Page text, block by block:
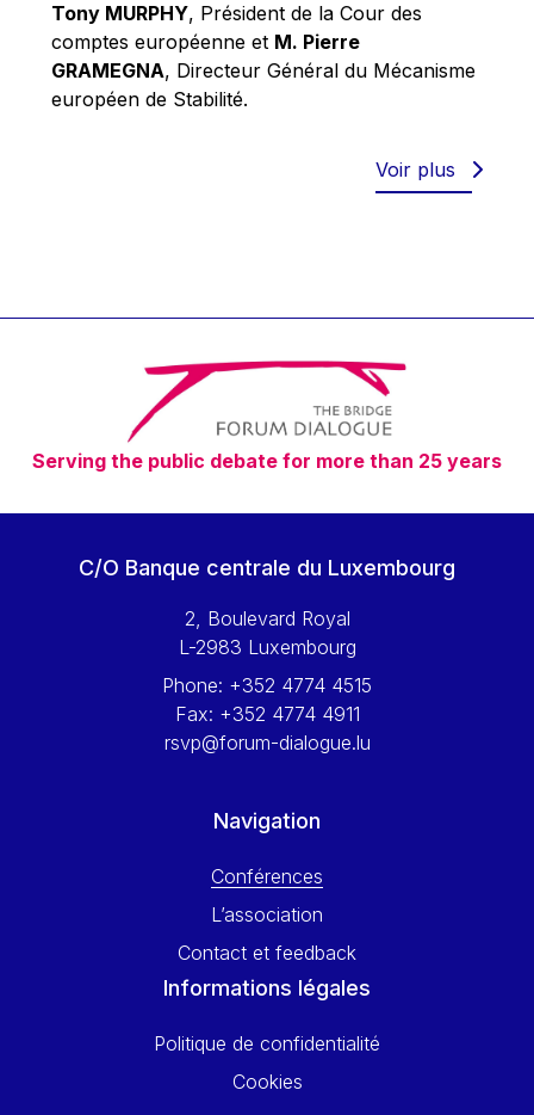
Richard Pelly
Robert Goebbels
Robert REYNDERS
Timothy Radcliffe
Vaclav Klaus
Vassilios Skouris
Vítor Manuel da Silva Caldeira
Viviane Reding
Walter Hagg
Wolfgang Ketterle
Yossi Beillin
Yves FRANCHET
Tony MURPHY, Président de la Cour des
comptes européenne et M. Pierre
GRAMEGNA, Directeur Général du Mécanisme
européen de Stabilité.
Voir plus
Serving the public debate for more than 25 years
C/O Banque centrale du Luxembourg
2, Boulevard Royal
L-2983 Luxembourg
Phone: +352 4774 4515
Fax: +352 4774 4911
rsvp@forum-dialogue.lu
Navigation
Conférences
L’association
Contact et feedback
Informations légales
Politique de confidentialité
Cookies